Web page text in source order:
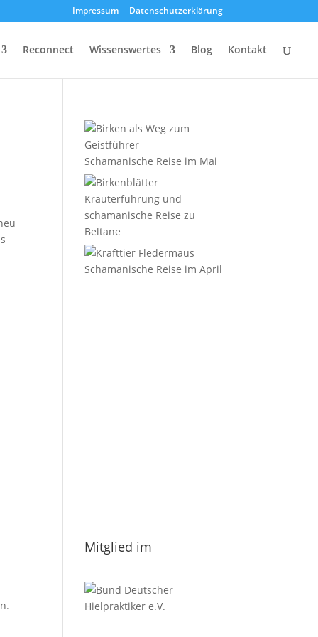
Impressum Datenschutzerklärung
Reconnect Wissenswertes Blog Kontakt
Schamanische Reise im Mai
Kräuterführung und
schamanische Reise zu
Beltane
Schamanische Reise im April
Mitglied im